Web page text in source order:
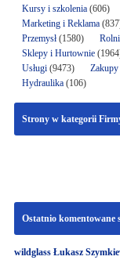
Kursy i szkolenia(606)
Marketing i Reklama
Przemysł(1580)
Sklepy i Hurtownie
Usługi(9473) Zakupy
Hydraulika(106)
Strony w kategorii
Ostatnio komentowane
wildglass Łukasz